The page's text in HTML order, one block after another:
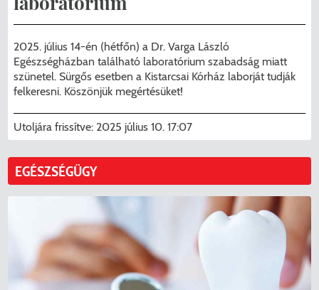
Központhoz való csatlakozása
Péceli Polgármesteri Hivatal energetikai
korszerűsítése
Komplex csapadékvíz-elvezetés
korszerűsítése Pécelen II. ütem
Pécel Város Önkormányzata 250 000
000 Ft értékű támogatást nyert az
alábbi projekt vonatkozásában.
Menzakártya/Applikáció
Kedvezmények/Diéta/Allergia
Nyomtatványok
Étkezési térítési díjak
Kapcsolat
2025/2026. tanév
2025. július 14-én (hétfőn) a Dr. Varga László
Egészségházban található laboratórium szabadság miatt
szünetel. Sürgős esetben a Kistarcsai Kórház laborját tudják
felkeresni. Köszönjük megértésüket!
Utoljára frissítve: 2025 július 10. 17:07
EGÉSZSÉGÜGY